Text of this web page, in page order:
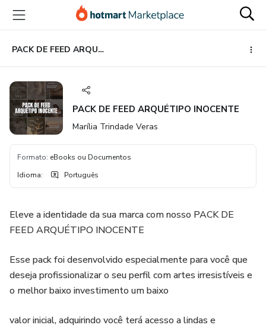
para
conteúdo
principal
para
pagamento
para
rodapé
PACK DE FEED ARQUÉTIPO INOCENTE
PACK DE FEED ARQUÉTIPO INOCENTE
Marília Trindade Veras
Formato: eBooks ou Documentos
Idioma: Português
Eleve a identidade da sua marca com nosso PACK DE
FEED ARQUÉTIPO INOCENTE
Esse pack foi desenvolvido especialmente para você que
deseja profissionalizar o seu perfil com artes irresistíveis e
o melhor baixo investimento um baixo
valor inicial, adquirindo você terá acesso a lindas e